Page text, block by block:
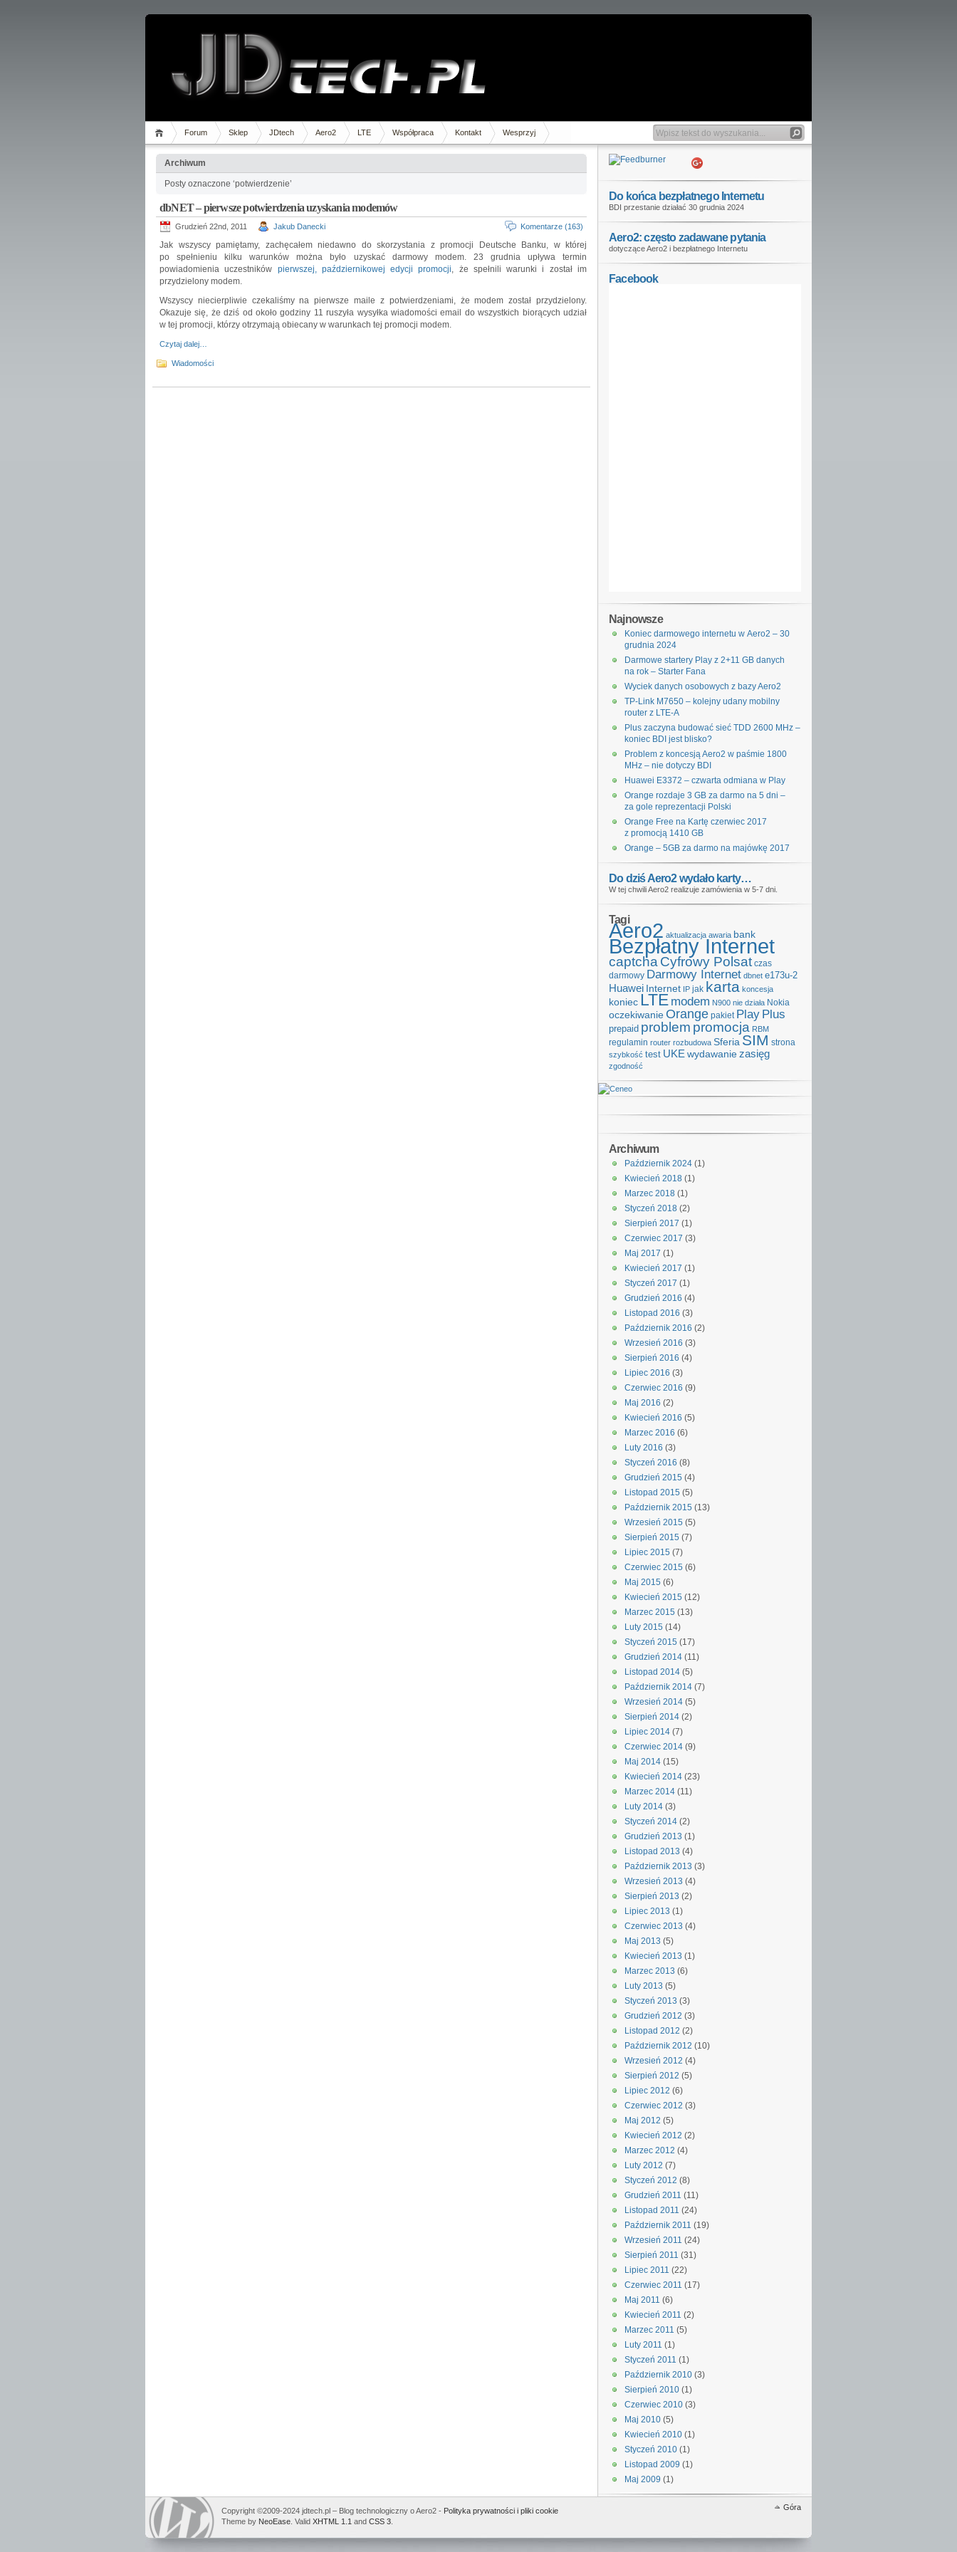
Forum Sklep JDtech Aero2 LTE Współpraca Kontakt Wesprzyj
Archiwum
Posty oznaczone ‘potwierdzenie’
dbNET – pierwsze potwierdzenia uzyskania modemów
Grudzień 22nd, 2011 Jakub Danecki Komentarze (163)
Jak wszyscy pamiętamy, zachęcałem niedawno do skorzystania z promocji Deutsche Banku, w której
po spełnieniu kilku warunków można było uzyskać darmowy modem. 23 grudnia upływa termin
powiadomienia uczestników pierwszej, październikowej edycji promocji, że spełnili warunki i został im
przydzielony modem.
Wszyscy niecierpliwie czekaliśmy na pierwsze maile z potwierdzeniami, że modem został przydzielony.
Okazuje się, że dziś od około godziny 11 ruszyła wysyłka wiadomości email do wszystkich biorących udział
w tej promocji, którzy otrzymają obiecany w warunkach tej promocji modem.
Czytaj dalej…
Wiadomości
Do końca bezpłatnego Internetu
BDI przestanie działać 30 grudnia 2024
Aero2: często zadawane pytania
dotyczące Aero2 i bezpłatnego Internetu
Facebook
Najnowsze
Koniec darmowego internetu w Aero2 – 30
grudnia 2024
Darmowe startery Play z 2+11 GB danych
na rok – Starter Fana
Wyciek danych osobowych z bazy Aero2
TP-Link M7650 – kolejny udany mobilny
router z LTE-A
Plus zaczyna budować sieć TDD 2600 MHz –
koniec BDI jest blisko?
Problem z koncesją Aero2 w paśmie 1800
MHz – nie dotyczy BDI
Huawei E3372 – czwarta odmiana w Play
Orange rozdaje 3 GB za darmo na 5 dni –
za gole reprezentacji Polski
Orange Free na Kartę czerwiec 2017
z promocją 1410 GB
Orange – 5GB za darmo na majówkę 2017
Do dziś Aero2 wydało karty…
W tej chwili Aero2 realizuje zamówienia w 5-7 dni.
Tagi
Aero2 aktualizacja awaria bank
Bezpłatny Internet
captcha Cyfrowy Polsat czas
darmowy Darmowy Internet dbnet e173u-2
Huawei Internet IP jak karta koncesja
koniec LTE modem N900 nie działa Nokia
oczekiwanie Orange pakiet Play Plus
prepaid problem promocja RBM
regulamin router rozbudowa Sferia SIM strona
szybkość test UKE wydawaniezasięg
zgodność
Archiwum
Październik 2024 (1)
Kwiecień 2018 (1)
Marzec 2018 (1)
Styczeń 2018 (2)
Sierpień 2017 (1)
Czerwiec 2017 (3)
Maj 2017 (1)
Kwiecień 2017 (1)
Styczeń 2017 (1)
Grudzień 2016 (4)
Listopad 2016 (3)
Październik 2016 (2)
Wrzesień 2016 (3)
Sierpień 2016 (4)
Lipiec 2016 (3)
Czerwiec 2016 (9)
Maj 2016 (2)
Kwiecień 2016 (5)
Marzec 2016 (6)
Luty 2016 (3)
Styczeń 2016 (8)
Grudzień 2015 (4)
Listopad 2015 (5)
Październik 2015 (13)
Wrzesień 2015 (5)
Sierpień 2015 (7)
Lipiec 2015 (7)
Czerwiec 2015 (6)
Maj 2015 (6)
Kwiecień 2015 (12)
Marzec 2015 (13)
Luty 2015 (14)
Styczeń 2015 (17)
Grudzień 2014 (11)
Listopad 2014 (5)
Październik 2014 (7)
Wrzesień 2014 (5)
Sierpień 2014 (2)
Lipiec 2014 (7)
Czerwiec 2014 (9)
Maj 2014 (15)
Kwiecień 2014 (23)
Marzec 2014 (11)
Luty 2014 (3)
Styczeń 2014 (2)
Grudzień 2013 (1)
Listopad 2013 (4)
Październik 2013 (3)
Wrzesień 2013 (4)
Sierpień 2013 (2)
Lipiec 2013 (1)
Czerwiec 2013 (4)
Maj 2013 (5)
Kwiecień 2013 (1)
Marzec 2013 (6)
Luty 2013 (5)
Styczeń 2013 (3)
Grudzień 2012 (3)
Listopad 2012 (2)
Październik 2012 (10)
Wrzesień 2012 (4)
Sierpień 2012 (5)
Lipiec 2012 (6)
Czerwiec 2012 (3)
Maj 2012 (5)
Kwiecień 2012 (2)
Marzec 2012 (4)
Luty 2012 (7)
Styczeń 2012 (8)
Grudzień 2011 (11)
Listopad 2011 (24)
Październik 2011 (19)
Wrzesień 2011 (24)
Sierpień 2011 (31)
Lipiec 2011 (22)
Czerwiec 2011 (17)
Maj 2011 (6)
Kwiecień 2011 (2)
Marzec 2011 (5)
Luty 2011 (1)
Styczeń 2011 (1)
Październik 2010 (3)
Sierpień 2010 (1)
Czerwiec 2010 (3)
Maj 2010 (5)
Kwiecień 2010 (1)
Styczeń 2010 (1)
Listopad 2009 (1)
Maj 2009 (1)
Góra
Copyright ©2009-2024 jdtech.pl – Blog technologiczny o Aero2 - Polityka prywatności i pliki cookie
Theme by NeoEase . Valid XHTML 1.1 and CSS 3